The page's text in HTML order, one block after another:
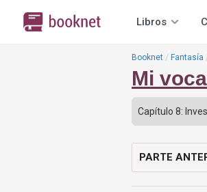
Libros
Booknet Fantasía
Mi
PARTE